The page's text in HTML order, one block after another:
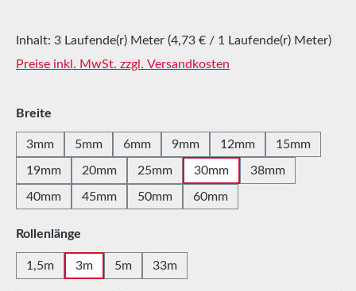
Inhalt: 3 Laufende(r) Meter (4,73 € / 1 Laufende(r) Meter)
Preise inkl. MwSt. zzgl. Versandkosten
Breite
3mm 5mm 6mm 9mm 12mm 15mm
19mm 20mm 25mm 30mm 38mm
40mm 45mm 50mm 60mm
Rollenlänge
1,5m 3m 5m 33m